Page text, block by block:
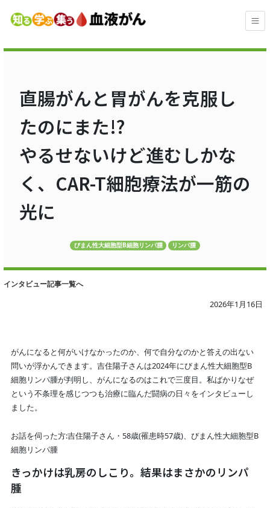
直腸がんと胃がんを克服し
たのにまた!?
やるせないけど進むしかな
く、CAR-T細胞療法が一筋の
光に
びまん性大細胞型B細胞リンパ腫 リンパ腫
インタビュー記事一覧へ
2026年1月16日
がんになると何がいけなかったのか、何で自分なのかと答えの出ない
問いが浮かんできます。吉住陽子さんは2024年にびまん性大細胞型B
細胞リンパ腫が判明し、がんになるのはこれで三度目。私ばかりなぜ
という不条理を感じつつも治療に臨んだ闘病の日々をインタビューし
ました。
お話を伺った方:吉住陽子さん・58歳(罹患時57歳)、びまん性大細胞型B
細胞リンパ腫
きっかけは乳房のしこり。結果はまさかのリンパ
腫